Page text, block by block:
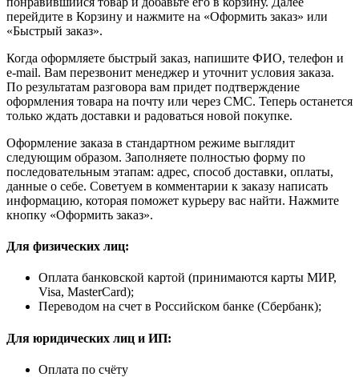
перейдите в Корзину и нажмите на «Оформить заказ» или
«Быстрый заказ».
Когда оформляете быстрый заказ, напишите ФИО, телефон и
e-mail. Вам перезвонит менеджер и уточнит условия заказа.
По результатам разговора вам придет подтверждение
оформления товара на почту или через СМС. Теперь останется
только ждать доставки и радоваться новой покупке.
Оформление заказа в стандартном режиме выглядит
следующим образом. Заполняете полностью форму по
последовательным этапам: адрес, способ доставки, оплаты,
данные о себе. Советуем в комментарии к заказу написать
информацию, которая поможет курьеру вас найти. Нажмите
кнопку «Оформить заказ».
Для физических лиц:
Оплата банковской картой (принимаются карты МИР,
Visa, MasterCard);
Переводом на счет в Российском банке (Сбербанк);
Для юридических лиц и ИП:
Оплата по счёту